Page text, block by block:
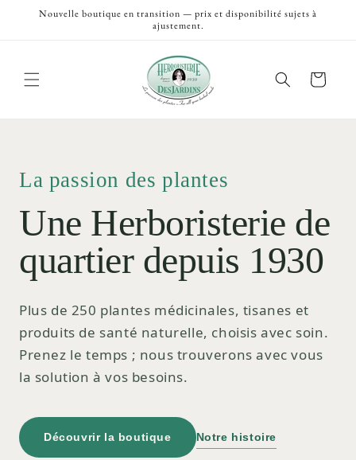
passer
Nouvelle boutique en transition — prix et disponibilité sujets à
ajustement.
Panier
La passion des plantes
Une Herboristerie de
quartier depuis 1930
Plus de 250 plantes médicinales, tisanes et
produits de santé naturelle, choisis avec soin.
Prenez le temps ; nous trouverons avec vous
la solution à vos besoins.
Découvrir la boutique Notre histoire